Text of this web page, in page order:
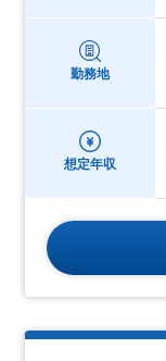
勤務地
想定年収